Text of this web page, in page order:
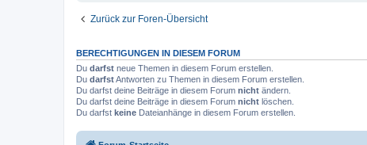
Zurück zur Foren-Übersicht
BERECHTIGUNGEN IN DIESEM FORUM
Du darfst neue Themen in diesem Forum erstellen.
Du darfstAntworten zu Themen in diesem Forum erstellen.
Du darfst deine Beiträge in diesem Forum nicht ändern.
Du darfst deine Beiträge in diesem Forum nicht löschen.
Du darfst keine Dateianhänge in diesem Forum erstellen.